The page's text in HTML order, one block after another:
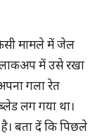
मामले में जेल
लाकअप में उसे रखा
गला रेत
लग गया था।
बता दें कि पिछले